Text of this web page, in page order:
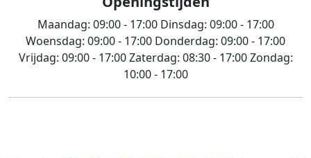
Maandag: 09:00 - 17:00Dinsdag: 09:00 - 17:00
Woensdag: 09:00 - 17:00 Donderdag: 09:00 - 17:00
Vrijdag: 09:00 - 17:00Zaterdag: 08:30 - 17:00Zondag:
10:00 - 17:00